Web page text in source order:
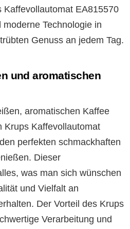
Kaffevollautomat EA815570
Technologie in
Genuss an jedem Tag.
und aromatischen
aromatischen Kaffee
Krups Kaffevollautomat
perfekten schmackhaften
Dieser
was man sich wünschen
und Vielfalt an
Der Vorteil des Krups
Verarbeitung und